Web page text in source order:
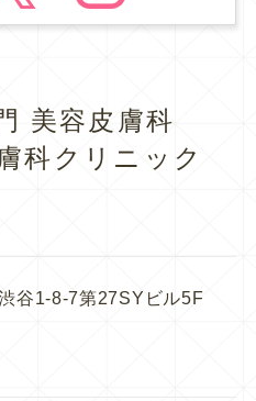
美容皮膚科
科クリニック
谷1-8-7第27SYビル5F